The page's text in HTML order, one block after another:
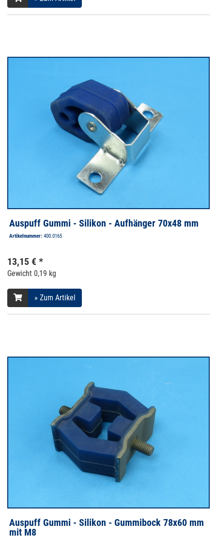
Auspuff Gummi - Silikon - Aufhänger 70x48 mm
Artikelnummer: 400.0165
13,15 € *
Gewicht 0,19 kg
» Zum Artikel
Auspuff Gummi - Silikon - Gummibock 78x60 mm
mit M8